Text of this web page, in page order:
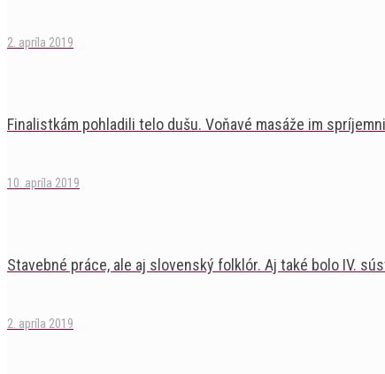
2. apríla 2019
Finalistkám pohladili telo dušu. Voňavé masáže im
10. apríla 2019
Stavebné práce, ale aj slovenský folklór. Aj také bolo IV.
2. apríla 2019